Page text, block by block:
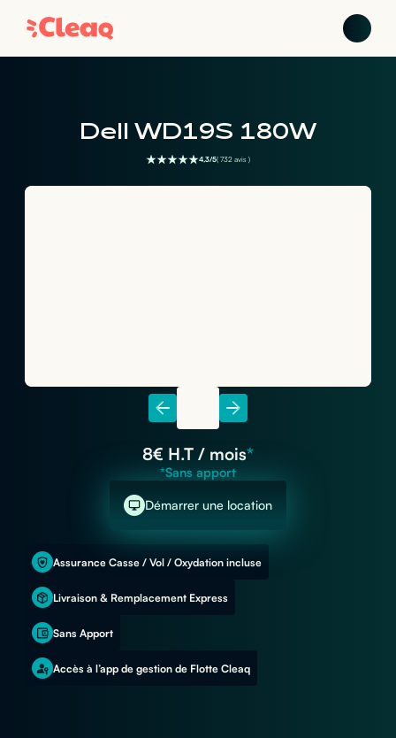
Dell WD19S 180W
4,3/5( 732 avis )
8€ H.T / mois*
*Sans apport
Assurance Casse / Vol / Oxydation incluse
Livraison & Remplacement Express
Sans Apport
Accès à l’app de gestion de Flotte Cleaq
Démarrer une location